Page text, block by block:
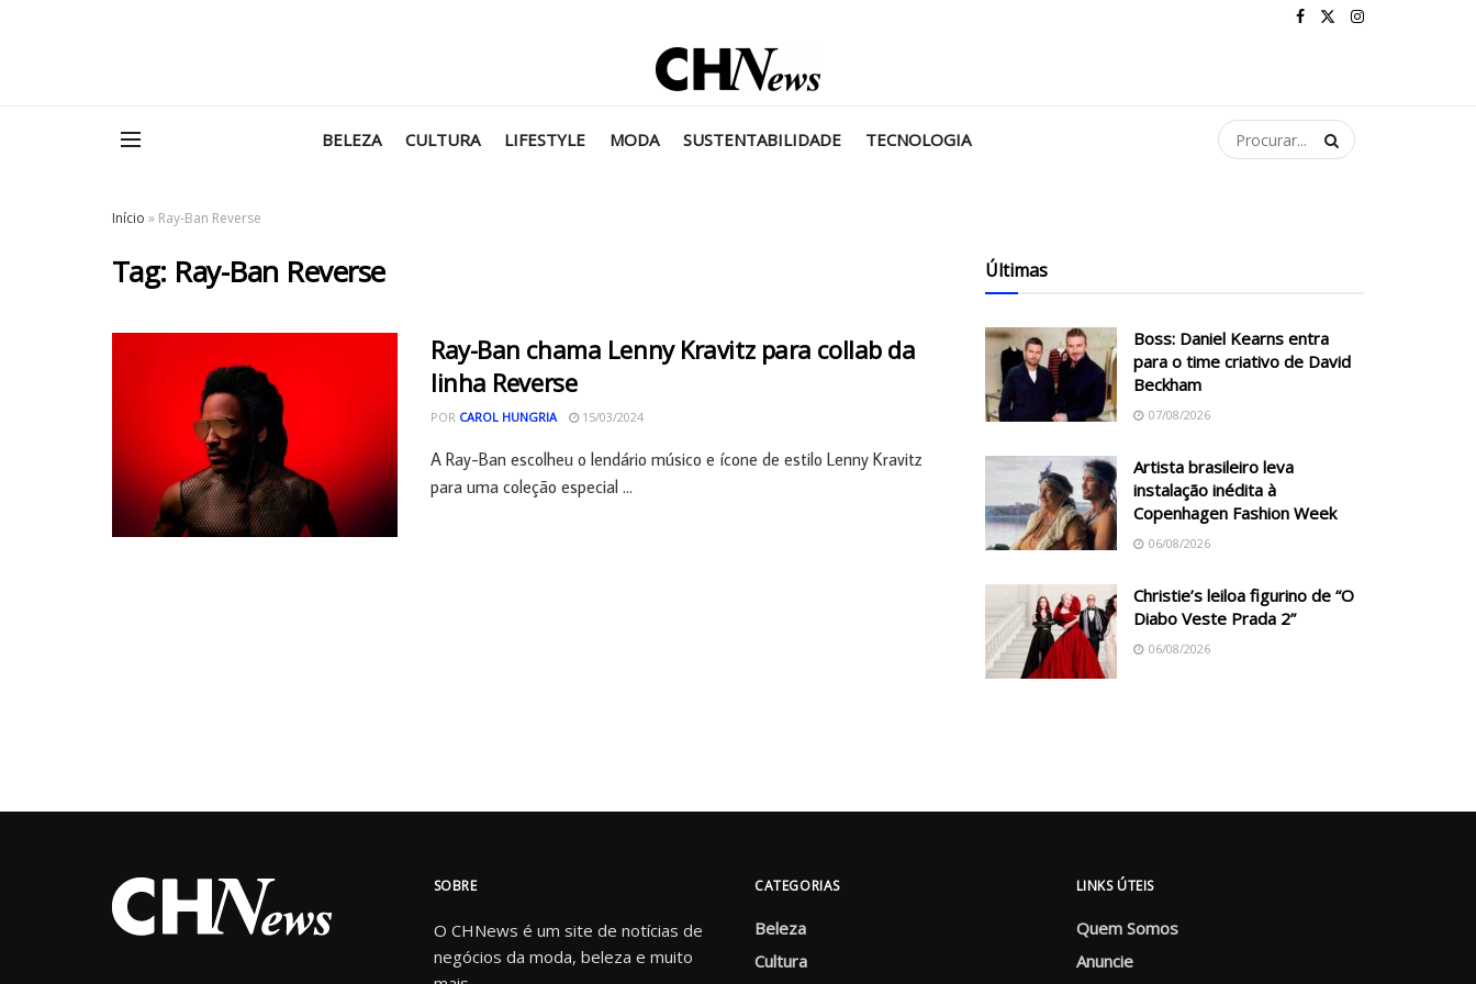
BELEZA CULTURA LIFESTYLE MODA SUSTENTABILIDADE TECNOLOGIA
Início » Ray-Ban Reverse
Tag: Ray-Ban Reverse
Ray-Ban chama Lenny Kravitz para collab da
linha Reverse
POR CAROL HUNGRIA 15/03/2024
A Ray-Ban escolheu o lendário músico e ícone de estilo Lenny Kravitz
para uma coleção especial ...
Últimas
Boss: Daniel Kearns entra
para o time criativo de David
Beckham
07/08/2026
Artista brasileiro leva
instalação inédita à
Copenhagen Fashion Week
06/08/2026
Christie’s leiloa figurino de “O
Diabo Veste Prada 2”
06/08/2026
SOBRE
O CHNews é um site de notícias de
negócios da moda, beleza e muito
CATEGORIAS
Beleza
Cultura
LINKS ÚTEIS
Quem Somos
Anuncie